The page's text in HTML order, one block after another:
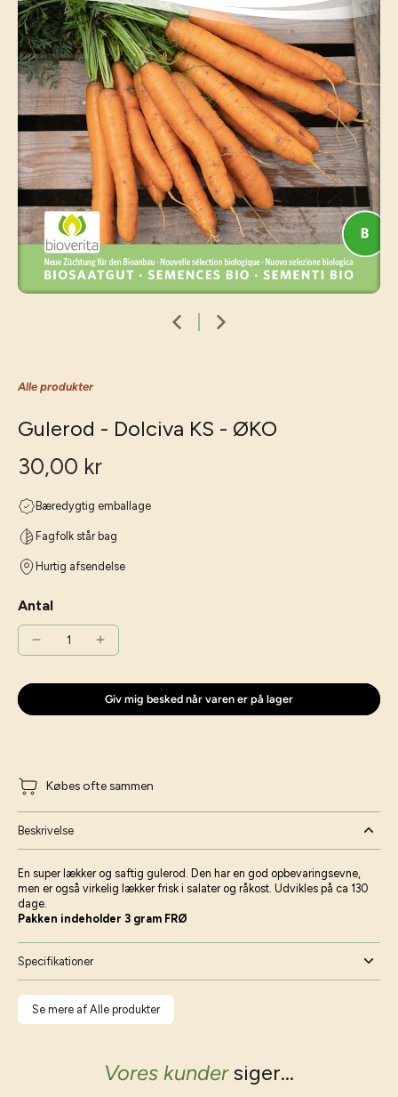
Alle produkter
Gulerod - Dolciva KS - ØKO
30,00 kr
Bæredygtig emballage
Fagfolk står bag
Hurtig afsendelse
Antal
Giv mig besked når varen er på lager
Købes ofte sammen
Beskrivelse
En super lækker og saftig gulerod. Den har en god opbevaringsevne,
men er også virkelig lækker frisk i salater og råkost. Udvikles på ca 130
dage.
Pakken indeholder 3 gram FRØ
Specifikationer
Se mere af Alle produkter
Vores kundersiger...